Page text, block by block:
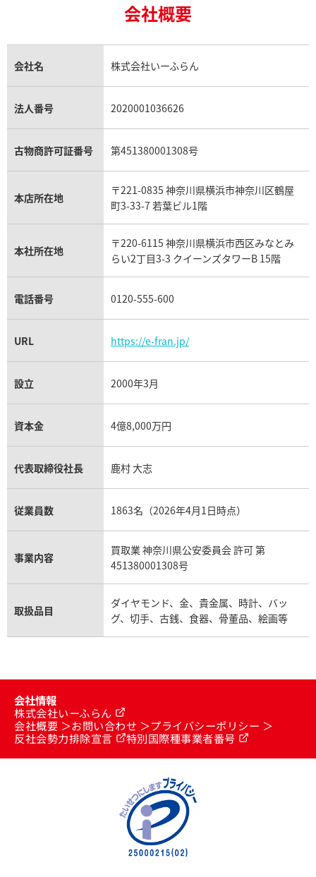
金貨買取
貴金属買取
銀・シルバー買取
パラジウム買取
トパーズ買取
タンザナイト買取
キャッツアイ買取
アクアマリン買取
ロレックス エクスプローラー買取
ロレックス デイトジャスト買取
パテック フィリップノーチラス買取
ヴァシュロン・コンスタンタン買取
オメガ買取
カルティエ買取
フランク ミュラー買取
リシャール・ミル買取
パネライ買取
チューダー（チュードル）買取
シャネル マトラッセ買取
セリーヌ買取
プラダ買取
ヴァンクリーフ＆アーペル買取
ショーメ買取
ダミアーニ買取
モーブッサン買取
会社概要
会社名 株式会社いーふらん
法人番号 2020001036626
古物商許可証番号 第451380001308号
本店所在地
〒221-0835 神奈川県横浜市神奈川区鶴屋
町3-33-7 若葉ビル1階
本社所在地
〒220-6115 神奈川県横浜市西区みなとみ
らい2丁目3-3 クイーンズタワーB 15階
電話番号 0120-555-600
URL https://e-fran.jp/
設立 2000年3月
資本金 4億8,000万円
代表取締役社長 鹿村 大志
従業員数 1863名（2026年4月1日時点）
事業内容
買取業 神奈川県公安委員会 許可 第
451380001308号
取扱品目
ダイヤモンド、金、貴金属、時計、バッ
グ、切手、古銭、食器、骨董品、絵画等
会社情報
株式会社いーふらん
会社概要
お問い合わせ
プライバシーポリシー
反社会勢力排除宣言
特別国際種事業者番号